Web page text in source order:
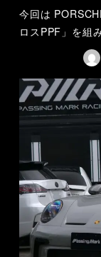
今回は
ロスPPF」を組